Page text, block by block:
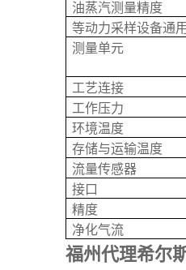
油蒸汽测量精度
等动力采样设备通
测量单元
工艺连接
工作压力
环境温度
存储与运输温度
流量传感器
接口
精度
净化气流
福州代理希尔